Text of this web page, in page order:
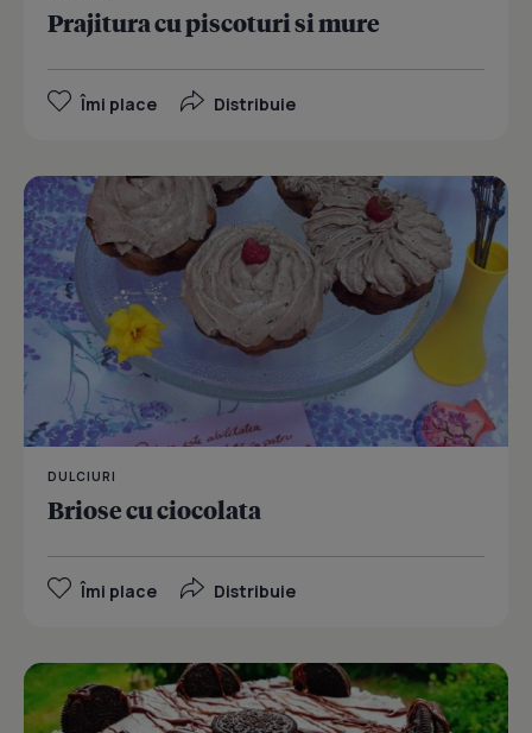
Prajitura cu piscoturi si mure
Îmi place Distribuie
DULCIURI
Briose cu ciocolata
Îmi place Distribuie